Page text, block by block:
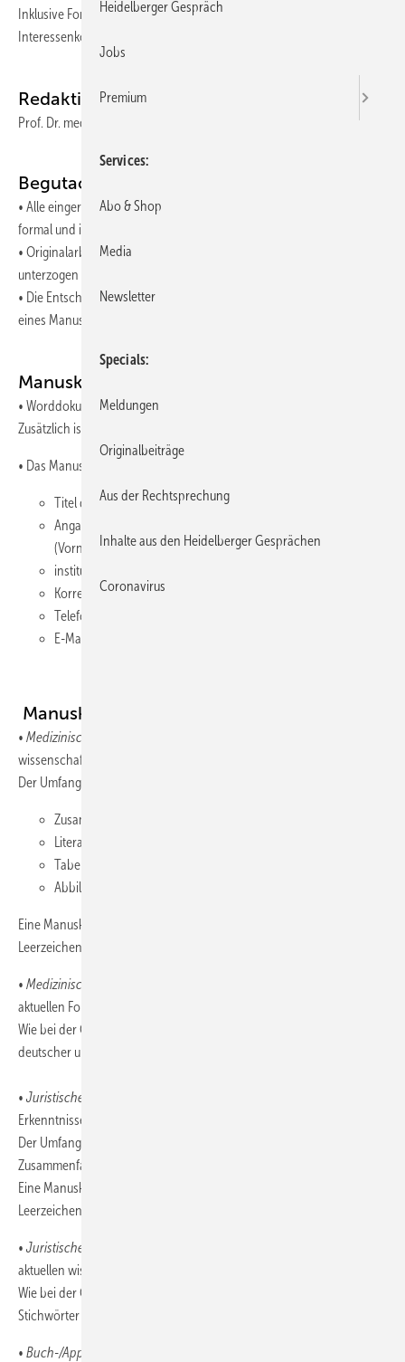
Inklusive Formular Rechtemangement (beinhaltet Rechteeinräumung,
Interessenkonflikt, Honorarangaben)
Redaktion
Prof. Dr. med. habil. Gunter Spahn (Chefredakteur)
Begutachtung/Peer Review
• Alle eingereichten Manuskripte werden durch die Chefredaktion
formal und inhaltlich geprüft.
• Originalarbeiten können zusätzlich einem Peer-Review-Verfahren
unterzogen werden.
• Die Entscheidung über Annahme, Überarbeitung oder Ablehnung
eines Manuskripts trifft die Chefredaktion.
Manuskriptdaten
• Worddokument im Dateiformat: .docx (.doc wird nicht akzeptiert)
Zusätzlich ist eine PDF-Version einzureichen.
• Das Manuskript muss enthalten:
Titel des Beitrags,
Angaben zu den Autorinnen und Autoren
(Vorname, Nachname, vollständiger akademischer Grad),
institutionelle Zugehörigkeit,
Korrespondenzanschrift der Erstautorin/des Erstautors,
Telefonnummer,
E-Mail-Adresse.
Manuskriptumfang und -arten
• Medizinische Originalarbeit:
wissenschaftlichen Fragestellung.
Der Umfang liegt bei maximal 10 Druckseiten einschließlich:
Zusammenfassung,
Literatur,
Tabellen,
Abbildungen.
Eine Manuskriptseite entspricht ca. 5.800 Zeichen einschließlich
Leerzeichen.
• Medizinische Übersichtsarbeit:
aktuellen Forschungsstandes zu einem Thema.
Wie bei der Originalarbeit sind Überschrift und Zusammenfassung in
deutscher und englischer Sprache einzureichen.
• Juristische Originalarbeit:
Erkenntnisse oder rechtlicher Bewertungen.
Der Umfang liegt bei maximal 10 Druckseiten (einschließlich
Zusammenfassung, Literatur, Tabellen und Abbildungen).
Eine Manuskriptseite entspricht ca. 5.800 Zeichen einschließlich
Leerzeichen.
• Juristische Übersichtsarbeit
aktuellen wissenschaftlichen und rechtlichen Kenntnisstandes.
Wie bei der Originalarbeit sind Überschrift, Zusammenfassung und
Stichwörter in deutscher und englischer Sprache einzureichen.
• Buch-/App-Rezensionen/Neuerscheinungen:
Heidelberger Gespräch
Jobs
Premium
Services
Abo & Shop
Media
Newsletter
Specials
Meldungen
Originalbeiträge
Aus der Rechtsprechung
Inhalte aus den Heidelberger Gesprächen
Coronavirus